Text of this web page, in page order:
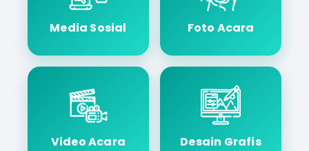
Media Sosial Foto Acara
Video Acara Desain Grafis